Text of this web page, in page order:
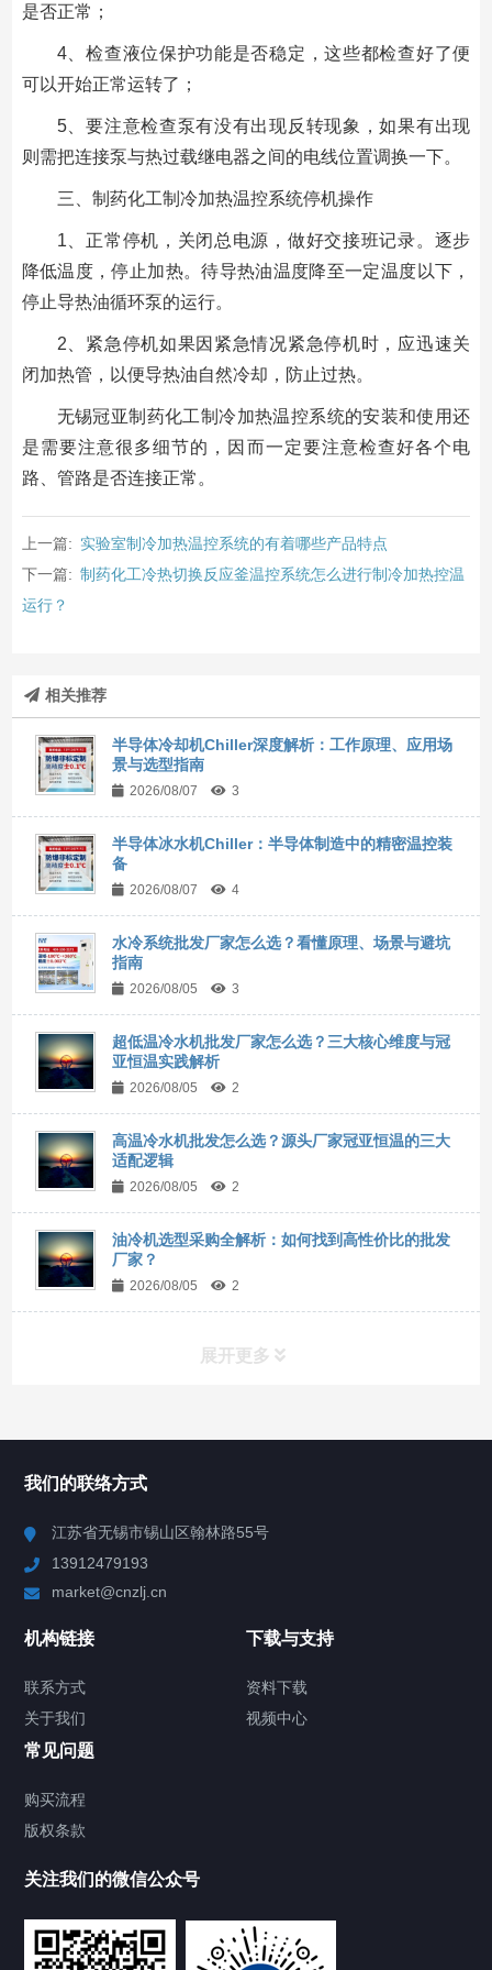
是否正常；
4、检查液位保护功能是否稳定，这些都检查好了便
可以开始正常运转了；
5、要注意检查泵有没有出现反转现象，如果有出现
则需把连接泵与热过载继电器之间的电线位置调换一下。
三、制药化工制冷加热温控系统停机操作
1、正常停机，关闭总电源，做好交接班记录。逐步
降低温度，停止加热。待导热油温度降至一定温度以下，
停止导热油循环泵的运行。
2、紧急停机如果因紧急情况紧急停机时，应迅速关
闭加热管，以便导热油自然冷却，防止过热。
无锡冠亚制药化工制冷加热温控系统的安装和使用还
是需要注意很多细节的，因而一定要注意检查好各个电
路、管路是否连接正常。
上一篇: 实验室制冷加热温控系统的有着哪些产品特点
下一篇: 制药化工冷热切换反应釜温控系统怎么进行制冷加热控温
运行？
相关推荐
半导体冷却机Chiller深度解析：工作原理、应用场
景与选型指南
2026/08/07 3
半导体冰水机Chiller：半导体制造中的精密温控装
备
2026/08/07 4
水冷系统批发厂家怎么选？看懂原理、场景与避坑
指南
2026/08/05 3
超低温冷水机批发厂家怎么选？三大核心维度与冠
亚恒温实践解析
2026/08/05 2
高温冷水机批发怎么选？源头厂家冠亚恒温的三大
适配逻辑
2026/08/05 2
油冷机选型采购全解析：如何找到高性价比的批发
厂家？
2026/08/05 2
展开更多
Chiller高精度制冷循环器
TCU温度控制单元
Chiller气体控温系统
Chamber试验箱
我们的联络方式
江苏省无锡市锡山区翰林路55号
13912479193
market@cnzlj.cn
机构链接
联系方式
关于我们
下载与支持
资料下载
视频中心
常见问题
购买流程
版权条款
关注我们的微信公众号